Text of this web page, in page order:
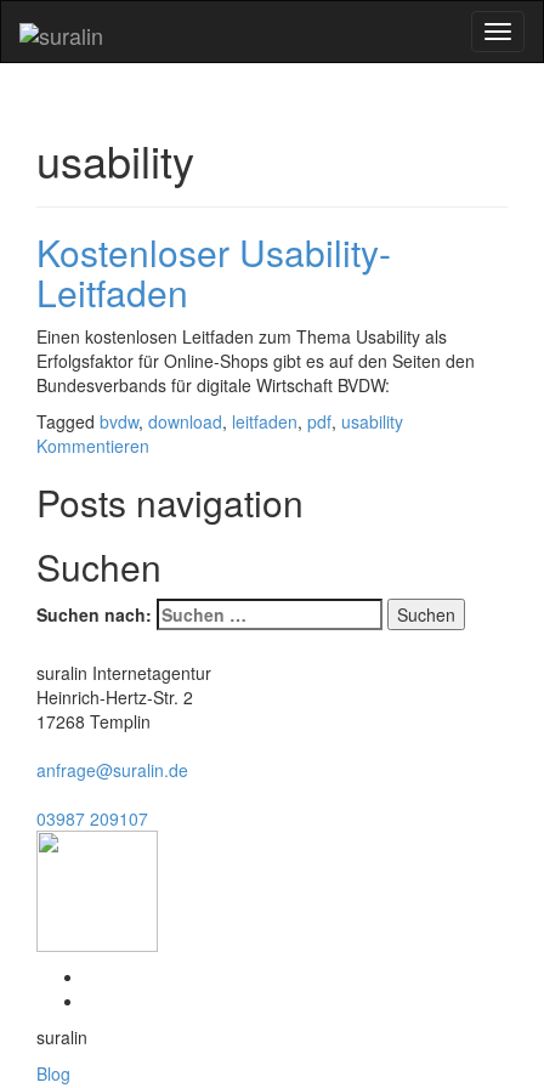
usability
Kostenloser Usability-
Leitfaden
Einen kostenlosen Leitfaden zum Thema Usability als
Erfolgsfaktor für Online-Shops gibt es auf den Seiten den
Bundesverbands für digitale Wirtschaft BVDW:
Tagged bvdw, download, leitfaden, pdf, usability
Kommentieren
Posts navigation
Suchen
Suchen nach:
suralin Internetagentur
Heinrich-Hertz-Str. 2
17268 Templin
anfrage@suralin.de
03987 209107
suralin
Blog